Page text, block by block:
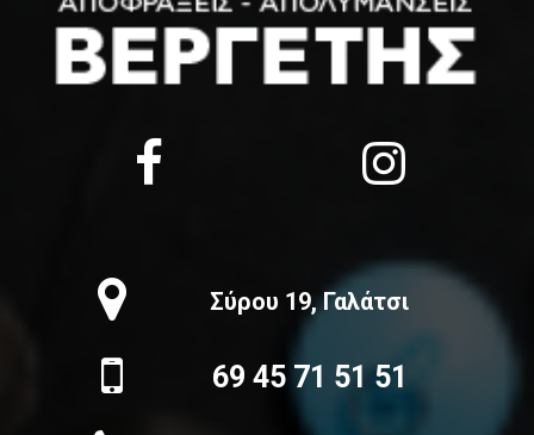
Σύρου 19, Γαλάτσι
69 45 71 51 51